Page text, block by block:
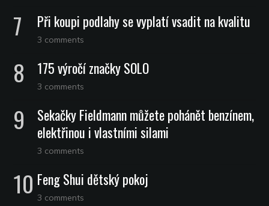
Při koupi podlahy se vyplatí vsadit na kvalitu
3 comments
175 výročí značky SOLO
3 comments
Sekačky Fieldmann můžete pohánět benzínem,
elektřinou i vlastními silami
3 comments
Feng Shui dětský pokoj
3 comments